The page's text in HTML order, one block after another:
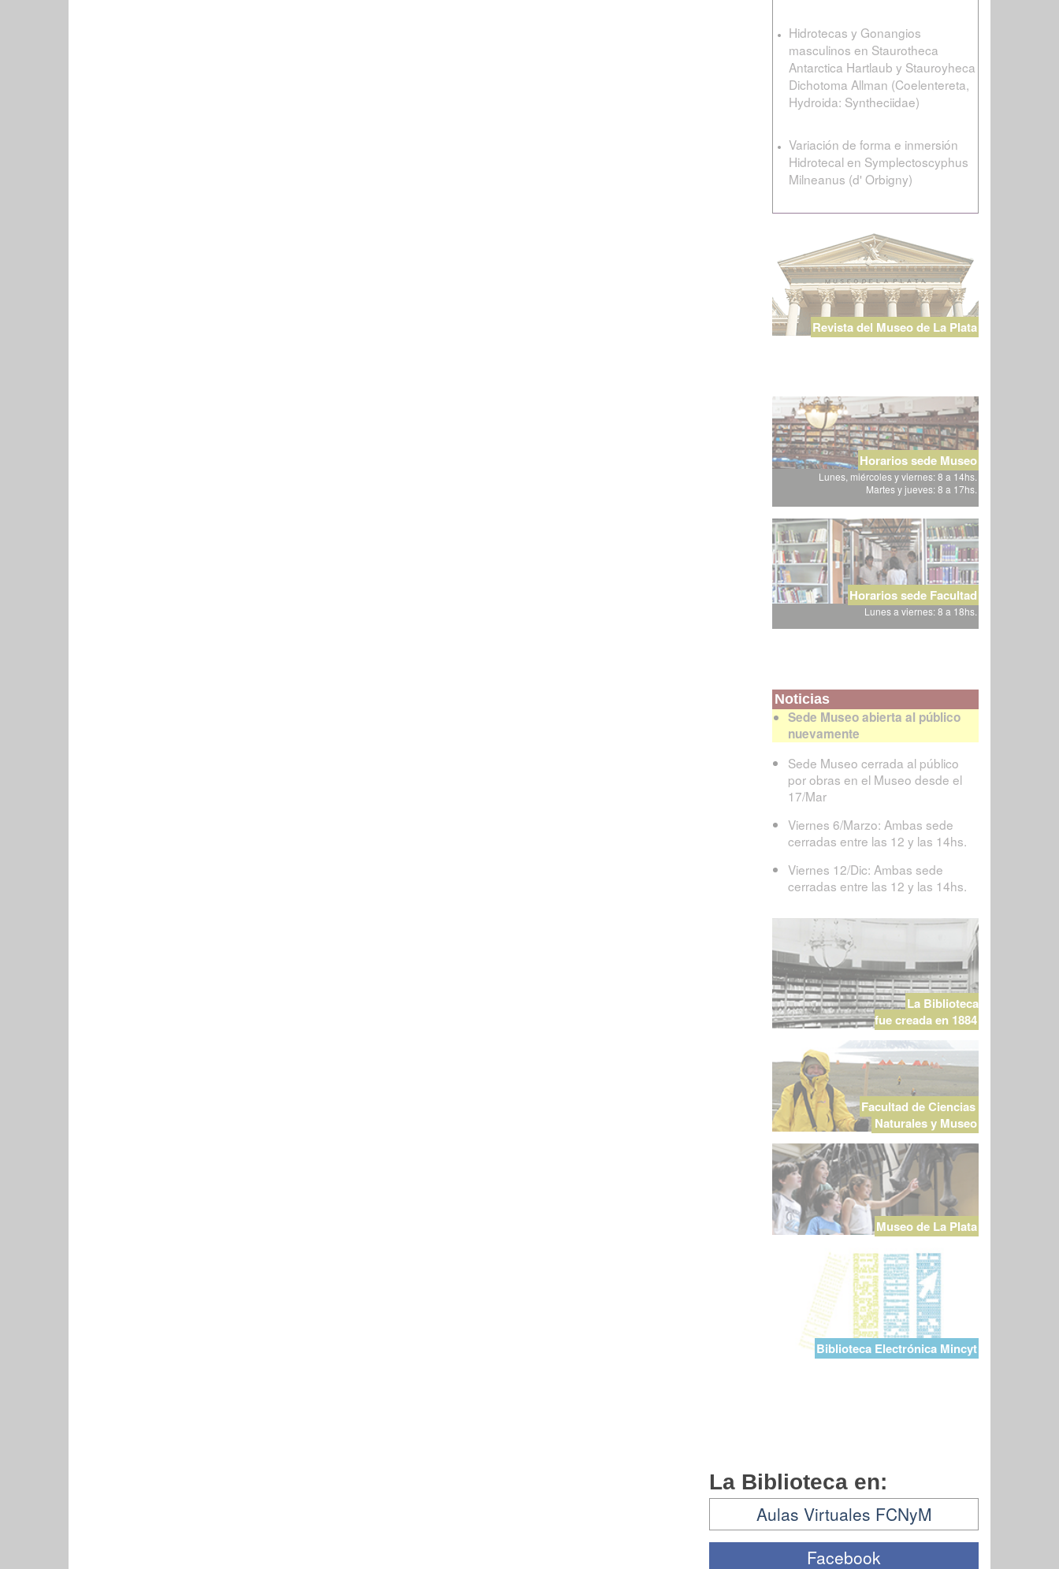
Hidrotecas y Gonangios
masculinos en Staurotheca
Antarctica Hartlaub y Stauroyheca
Dichotoma Allman (Coelentereta,
Hydroida: Syntheciidae)
Variación de forma e inmersión
Hidrotecal en Symplectoscyphus
Milneanus (d' Orbigny)
Revista del Museo de La Plata
Horarios sede Museo
Lunes, miércoles y viernes: 8 a 14hs.
Martes y jueves: 8 a 17hs.
Horarios sede Facultad
Lunes a viernes: 8 a 18hs.
Noticias
Sede Museo abierta al público
nuevamente
Sede Museo cerrada al público
por obras en el Museo desde el
17/Mar
Viernes 6/Marzo: Ambas sede
cerradas entre las 12 y las 14hs.
Viernes 12/Dic: Ambas sede
cerradas entre las 12 y las 14hs.
La Biblioteca
fue creada en 1884
Facultad de Ciencias
Naturales y Museo
Museo de La Plata
Biblioteca Electrónica Mincyt
La Biblioteca en:
Aulas Virtuales FCNyM
Facebook